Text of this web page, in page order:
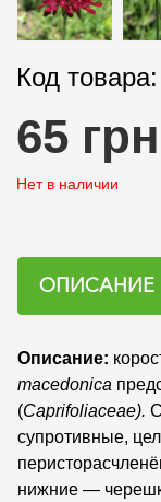
Код товара:
65
Нет в наличии
ОПИСАНИЕ
Описание:
macedonica
(Caprifoliaceae).
супротивные,
нижние —